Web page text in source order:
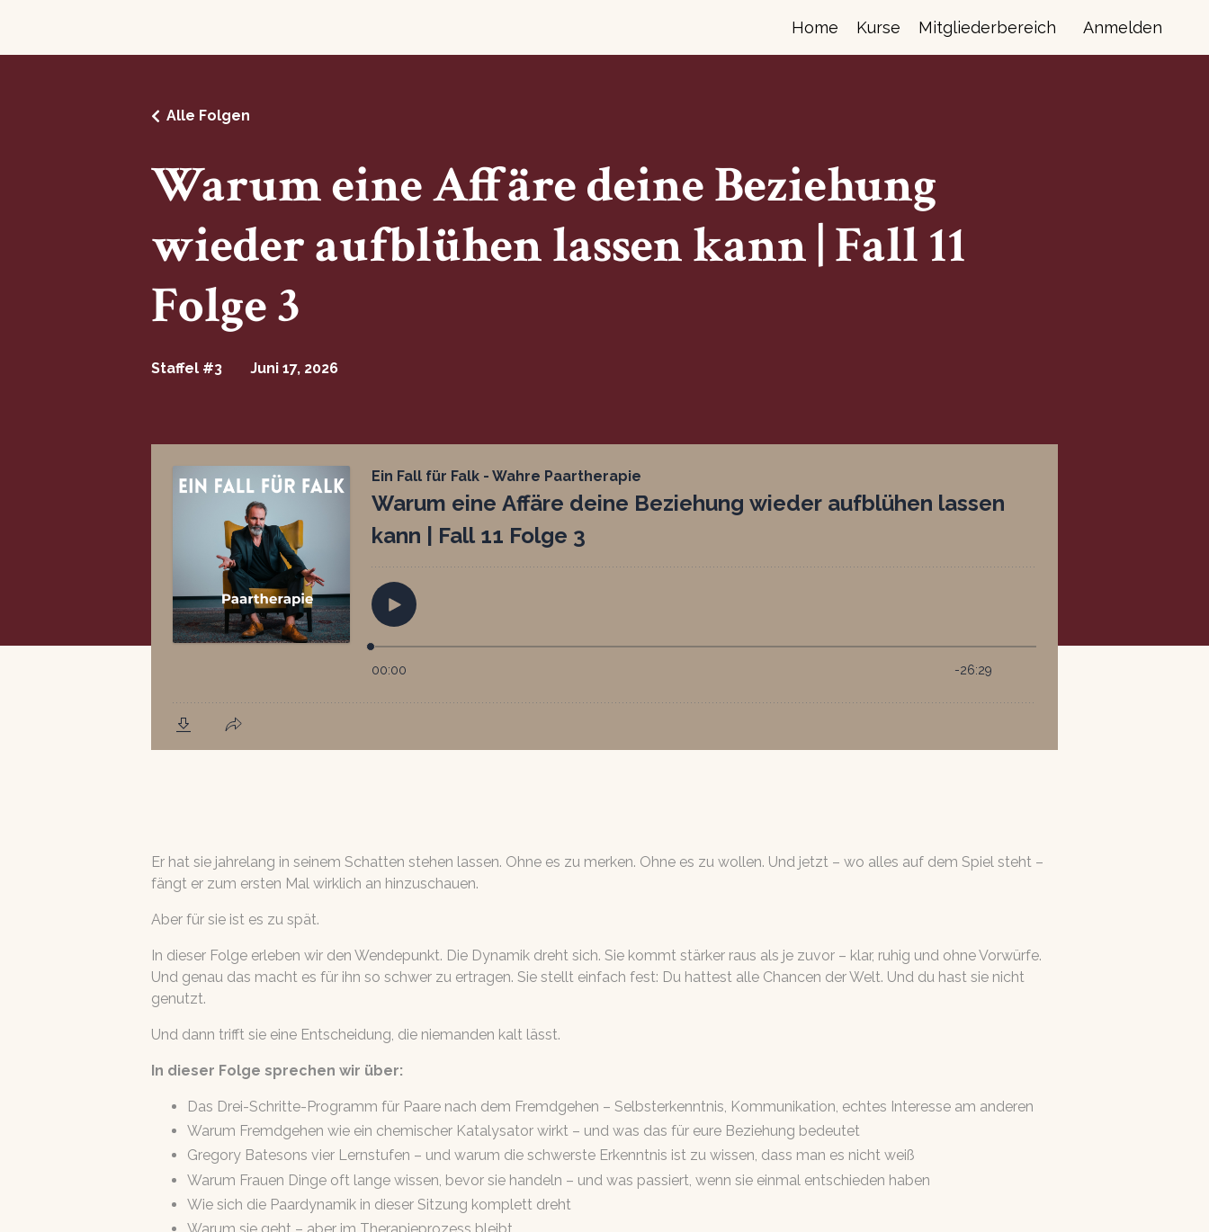
Home Kurse Mitgliederbereich Anmelden
Warum eine Affäre deine Beziehung
wieder aufblühen lassen kann | Fall 11
Folge 3
Alle Folgen
Staffel #3 Juni 17, 2026
Er hat sie jahrelang in seinem Schatten stehen lassen. Ohne es zu merken. Ohne es zu wollen. Und jetzt – wo alles auf dem Spiel steht –
fängt er zum ersten Mal wirklich an hinzuschauen.
Aber für sie ist es zu spät.
In dieser Folge erleben wir den Wendepunkt. Die Dynamik dreht sich. Sie kommt stärker raus als je zuvor – klar, ruhig und ohne Vorwürfe.
Und genau das macht es für ihn so schwer zu ertragen. Sie stellt einfach fest: Du hattest alle Chancen der Welt. Und du hast sie nicht
genutzt.
Und dann trifft sie eine Entscheidung, die niemanden kalt lässt.
In dieser Folge sprechen wir über:
Das Drei-Schritte-Programm für Paare nach dem Fremdgehen – Selbsterkenntnis, Kommunikation, echtes Interesse am anderen
Warum Fremdgehen wie ein chemischer Katalysator wirkt – und was das für eure Beziehung bedeutet
Gregory Batesons vier Lernstufen – und warum die schwerste Erkenntnis ist zu wissen, dass man es nicht weiß
Warum Frauen Dinge oft lange wissen, bevor sie handeln – und was passiert, wenn sie einmal entschieden haben
Wie sich die Paardynamik in dieser Sitzung komplett dreht